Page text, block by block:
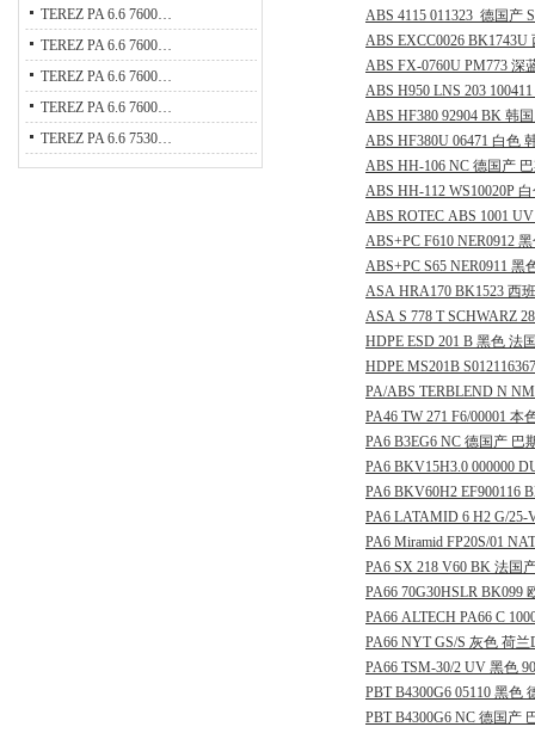
TEREZ PA 6.6 7600…
TEREZ PA 6.6 7600…
TEREZ PA 6.6 7600…
TEREZ PA 6.6 7600…
TEREZ PA 6.6 7530…
ABS 4115 011323 德国产
ABS EXCC0026 BK1743U
ABS FX-0760U PM773 深
ABS H950 LNS 203 100411
ABS HF380 92904 BK 韩
ABS HF380U 06471 白色
ABS HH-106 NC 德国产
ABS HH-112 WS10020P
ABS ROTEC ABS 1001 UV
ABS+PC F610 NER0912
ABS+PC S65 NER0911 黑
ASA HRA170 BK1523 西
ASA S 778 T SCHWARZ
HDPE ESD 201 B 黑色 法
HDPE MS201B S012116367
PA/ABS TERBLEND N
PA46 TW 271 F6/00001 本
PA6 B3EG6 NC 德国产 巴
PA6 BKV15H3.0 000000
PA6 BKV60H2 EF900116
PA6 LATAMID 6 H2 G/25-
PA6 Miramid FP20S/01 NAT
PA6 SX 218 V60 BK 法国
PA66 70G30HSLR BK099
PA66 ALTECH PA66 C
PA66 NYT GS/S 灰色 荷兰
PA66 TSM-30/2 UV 黑色
PBT B4300G6 05110 黑色
PBT B4300G6 NC 德国产